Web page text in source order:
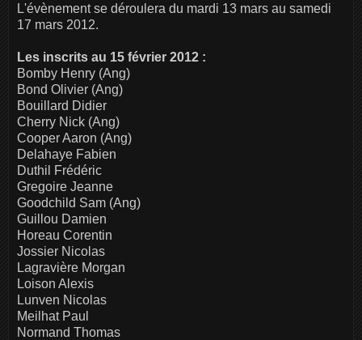
L'évènement se déroulera du mardi 13 mars au samedi
17 mars 2012.
Les inscrits au 15 février 2012 :
Bomby Henry (Ang)
Bond Olivier (Ang)
Bouillard Didier
Cherry Nick (Ang)
Cooper Aaron (Ang)
Delahaye Fabien
Duthil Frédéric
Gregoire Jeanne
Goodchild Sam (Ang)
Guillou Damien
Horeau Corentin
Jossier Nicolas
Lagravière Morgan
Loison Alexis
Lunven Nicolas
Meilhat Paul
Normand Thomas